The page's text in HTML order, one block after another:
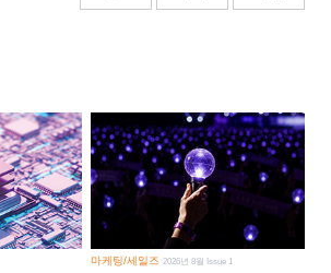
마케팅/세일즈 2026년 8월 Issue 1